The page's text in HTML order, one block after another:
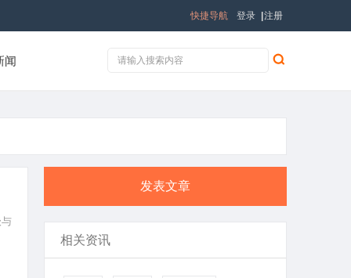
登录 注册
快捷导航
闻
发表文章
相关资讯